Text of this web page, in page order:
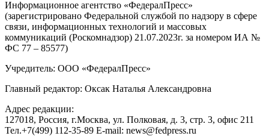
Информационное агентство «ФедералПресс»
(зарегистрировано Федеральной службой по надзору в сфере
связи, информационных технологий и массовых
коммуникаций (Роскомнадзор) 21.07.2023г. за номером ИА №
ФС 77 – 85577)
Учредитель: ООО «ФедералПресс»
Главный редактор: Оксак Наталья Александровна
Адрес редакции:
127018, Россия, г.Москва, ул. Полковая, д. 3, стр. 3, офис 211
Тел.+7(499) 112-35-89 E-mail: news@fedpress.ru